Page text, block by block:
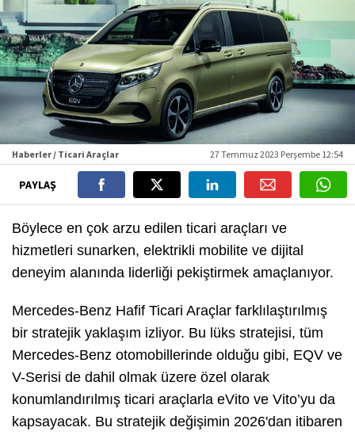
Haberler / Ticari Araçlar 27 Temmuz 2023 Perşembe 12:54
PAYLAŞ
Böylece en çok arzu edilen ticari araçları ve
hizmetleri sunarken, elektrikli mobilite ve dijital
deneyim alanında liderliği pekiştirmek amaçlanıyor.
Mercedes-Benz Hafif Ticari Araçlar farklılaştırılmış
bir stratejik yaklaşım izliyor. Bu lüks stratejisi, tüm
Mercedes-Benz otomobillerinde olduğu gibi, EQV ve
V-Serisi de dahil olmak üzere özel olarak
konumlandırılmış ticari araçlarla eVito ve Vito’yu da
kapsayacak. Bu stratejik değişimin 2026'dan itibaren